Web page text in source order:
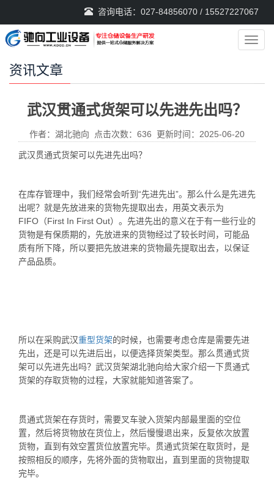
咨询电话：027-84856070 / 15527227067
导
航
资讯文章
武汉贯通式货架可以先进先出吗？
作者：湖北驰向 点击次数：636 更新时间：2025-06-20
武汉贯通式货架可以先进先出吗？
在库存管理中，我们经常会听到“先进先出”。那么什么是先进先
出呢？就是先放进来的货物先提取出去，用英文表示为
FIFO（First In First Out）。先进先出的意义在于有一些行业的
货物是有保质期的，先放进来的货物经过了较长时间，可能品
质有所下降，所以要把先放进来的货物最先提取出去，以保证
产品品质。
所以在采购武汉重型货架的时候，也需要考虑仓库是需要先进
先出，还是可以先进后出，以便选择货架类型。那么贯通式货
架可以先进先出吗？武汉货架湖北驰向给大家介绍一下贯通式
货架的存取货物的过程，大家就能知道答案了。
贯通式货架在存货时，需要叉车驶入货架内部最里面的空位
置，然后将货物放在货位上，然后慢慢退出来，反复依次放置
货物，直到有效空置货位放置完毕。贯通式货架在取货时，是
按照相反的顺序，先将外面的货物取出，直到里面的货物提取
完毕。